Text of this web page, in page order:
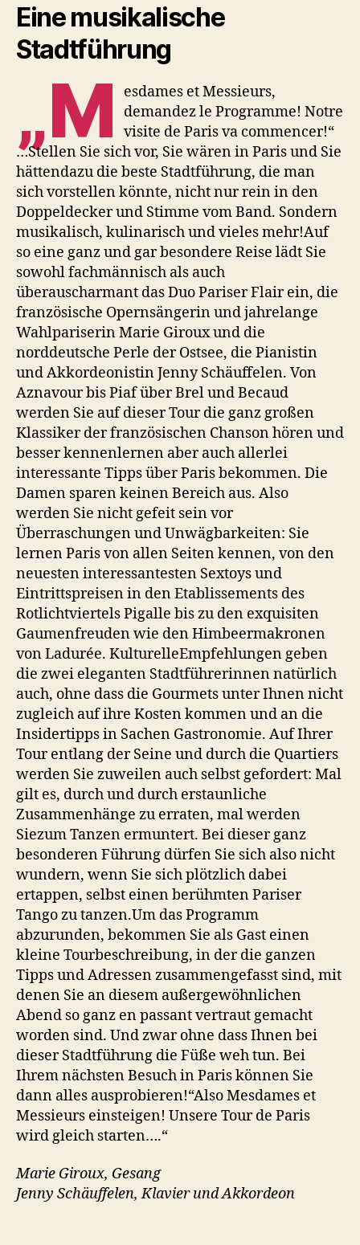
Eine musikalische
Stadtführung
„M
esdames et Messieurs,
demandez le Programme! Notre
visite de Paris va commencer!“
…Stellen Sie sich vor, Sie wären in Paris und Sie
hättendazu die beste Stadtführung, die man
sich vorstellen könnte, nicht nur rein in den
Doppeldecker und Stimme vom Band. Sondern
musikalisch, kulinarisch und vieles mehr!Auf
so eine ganz und gar besondere Reise lädt Sie
sowohl fachmännisch als auch
überauscharmant das Duo Pariser Flair ein, die
französische Opernsängerin und jahrelange
Wahlpariserin Marie Giroux und die
norddeutsche Perle der Ostsee, die Pianistin
und Akkordeonistin Jenny Schäuffelen. Von
Aznavour bis Piaf über Brel und Becaud
werden Sie auf dieser Tour die ganz großen
Klassiker der französischen Chanson hören und
besser kennenlernen aber auch allerlei
interessante Tipps über Paris bekommen. Die
Damen sparen keinen Bereich aus. Also
werden Sie nicht gefeit sein vor
Überraschungen und Unwägbarkeiten: Sie
lernen Paris von allen Seiten kennen, von den
neuesten interessantesten Sextoys und
Eintrittspreisen in den Etablissements des
Rotlichtviertels Pigalle bis zu den exquisiten
Gaumenfreuden wie den Himbeermakronen
von Ladurée. KulturelleEmpfehlungen geben
die zwei eleganten Stadtführerinnen natürlich
auch, ohne dass die Gourmets unter Ihnen nicht
zugleich auf ihre Kosten kommen und an die
Insidertipps in Sachen Gastronomie. Auf Ihrer
Tour entlang der Seine und durch die Quartiers
werden Sie zuweilen auch selbst gefordert: Mal
gilt es, durch und durch erstaunliche
Zusammenhänge zu erraten, mal werden
Siezum Tanzen ermuntert. Bei dieser ganz
besonderen Führung dürfen Sie sich also nicht
wundern, wenn Sie sich plötzlich dabei
ertappen, selbst einen berühmten Pariser
Tango zu tanzen.Um das Programm
abzurunden, bekommen Sie als Gast einen
kleine Tourbeschreibung, in der die ganzen
Tipps und Adressen zusammengefasst sind, mit
denen Sie an diesem außergewöhnlichen
Abend so ganz en passant vertraut gemacht
worden sind. Und zwar ohne dass Ihnen bei
dieser Stadtführung die Füße weh tun. Bei
Ihrem nächsten Besuch in Paris können Sie
dann alles ausprobieren!“Also Mesdames et
Messieurs einsteigen! Unsere Tour de Paris
wird gleich starten….“
Marie Giroux, Gesang
Jenny Schäuffelen, Klavier und Akkordeon